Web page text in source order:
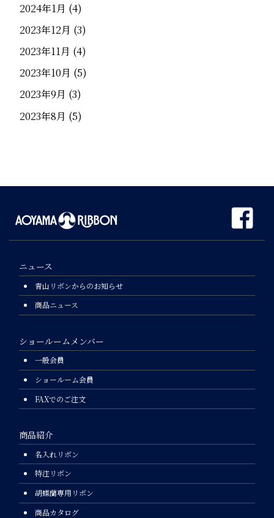
2024年1月 (4)
2023年12月 (3)
2023年11月 (4)
2023年10月 (5)
2023年9月 (3)
2023年8月 (5)
ニュース
青山リボンからのお知らせ
商品ニュース
ショールームメンバー
一般会員
ショールーム会員
FAXでのご注文
商品紹介
名入れリボン
特注リボン
胡蝶蘭専用リボン
商品カタログ